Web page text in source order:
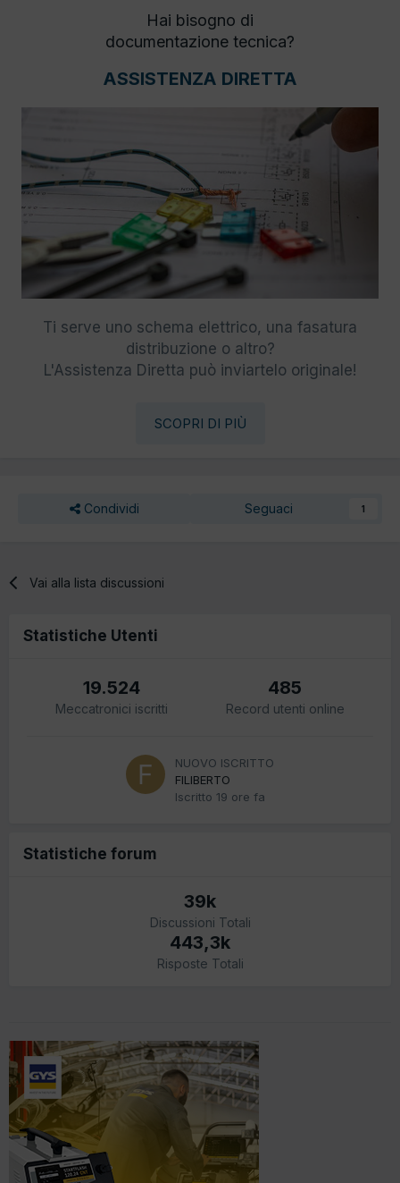
Hai bisogno di
documentazione tecnica?
ASSISTENZA DIRETTA
Ti serve uno schema elettrico, una fasatura
distribuzione o altro?
L'Assistenza Diretta può inviartelo originale!
SCOPRI DI PIÙ
Condividi Seguaci 1
Vai alla lista discussioni
Statistiche Utenti
19.524
Meccatronici iscritti
485
Record utenti online
NUOVO ISCRITTO
FILIBERTO
Iscritto 19 ore fa
Statistiche forum
39k
Discussioni Totali
443,3k
Risposte Totali